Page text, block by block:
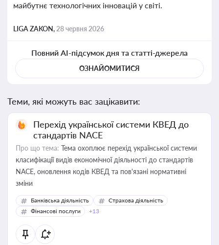
майбутнє технологічних інновацій у світі.
LIGA ZAKON, 28 червня 2026
Повний AI-підсумок дня та статті-джерела
ОЗНАЙОМИТИСЯ
Теми, які можуть вас зацікавити:
Перехід української системи КВЕД до
стандартів NACE
Про що тема: Тема охоплює перехід української системи
класифікації видів економічної діяльності до стандартів
NACE, оновлення кодів КВЕД та пов'язані нормативні
зміни
Банківська діяльність
Страхова діяльність
Фінансові послуги
+13